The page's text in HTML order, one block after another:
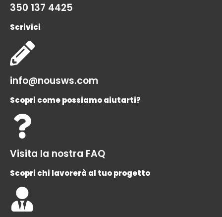
350 137 4425
Scrivici
info@nousws.com
Scopri come possiamo aiutarti?
Visita la nostra FAQ
Scopri chi lavorerà al tuo progetto